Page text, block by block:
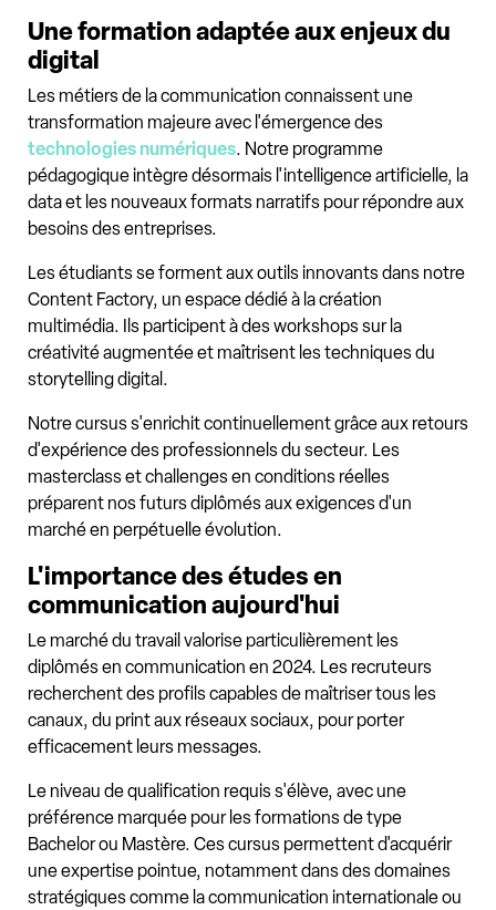
Une formation adaptée aux enjeux du
digital
Les métiers de la communication connaissent une
transformation majeure avec l'émergence des
technologies numériques. Notre programme
pédagogique intègre désormais l'intelligence artificielle, la
data et les nouveaux formats narratifs pour répondre aux
besoins des entreprises.
Les étudiants se forment aux outils innovants dans notre
Content Factory, un espace dédié à la création
multimédia. Ils participent à des workshops sur la
créativité augmentée et maîtrisent les techniques du
storytelling digital.
Notre cursus s'enrichit continuellement grâce aux retours
d'expérience des professionnels du secteur. Les
masterclass et challenges en conditions réelles
préparent nos futurs diplômés aux exigences d'un
marché en perpétuelle évolution.
L'importance des études en
communication aujourd'hui
Le marché du travail valorise particulièrement les
diplômés en communication en 2024. Les recruteurs
recherchent des profils capables de maîtriser tous les
canaux, du print aux réseaux sociaux, pour porter
efficacement leurs messages.
Le niveau de qualification requis s'élève, avec une
préférence marquée pour les formations de type
Bachelor ou Mastère. Ces cursus permettent d'acquérir
une expertise pointue, notamment dans des domaines
stratégiques comme la communication internationale ou